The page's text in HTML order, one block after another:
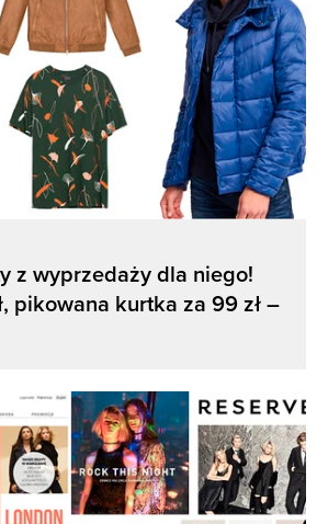
z wyprzedaży dla niego!
pikowana kurtka za 99 zł –